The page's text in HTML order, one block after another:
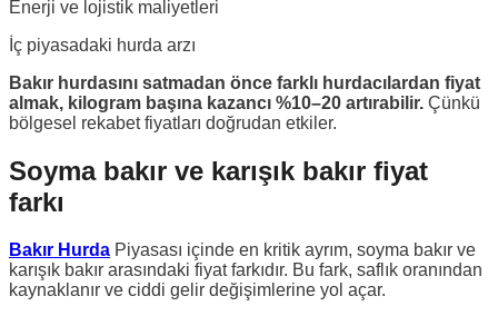
Enerji ve lojistik maliyetleri
İç piyasadaki hurda arzı
Bakır hurdasını satmadan önce farklı hurdacılardan fiyat
almak, kilogram başına kazancı %10–20 artırabilir. Çünkü
bölgesel rekabet fiyatları doğrudan etkiler.
Soyma bakır ve karışık bakır fiyat
farkı
Bakır Hurda Piyasası içinde en kritik ayrım, soyma bakır ve
karışık bakır arasındaki fiyat farkıdır. Bu fark, saflık oranından
kaynaklanır ve ciddi gelir değişimlerine yol açar.